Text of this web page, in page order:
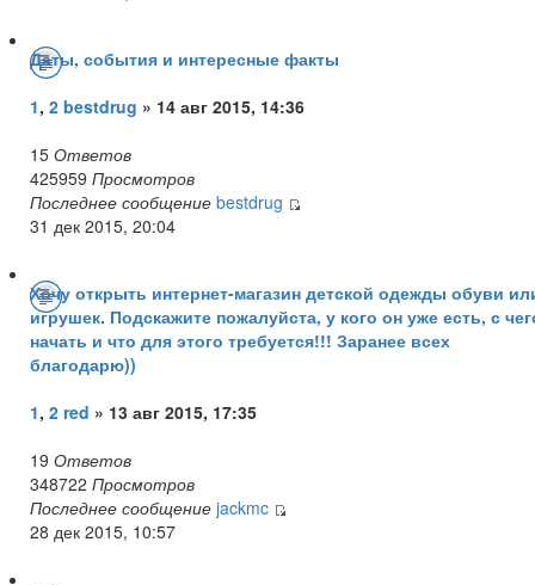
Даты, события и интересные факты
1, 2 bestdrug » 14 авг 2015, 14:36
15 Ответов
425959 Просмотров
Последнее сообщение bestdrug
31 дек 2015, 20:04
Хочу открыть интернет-магазин детской одежды обуви
игрушек. Подскажите пожалуйста, у кого он уже есть, с
начать и что для этого требуется!!! Заранее всех
благодарю))
1, 2 red » 13 авг 2015, 17:35
19 Ответов
348722 Просмотров
Последнее сообщение jackmc
28 дек 2015, 10:57